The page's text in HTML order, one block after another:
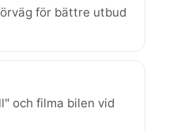
för bättre utbud
och filma bilen vid